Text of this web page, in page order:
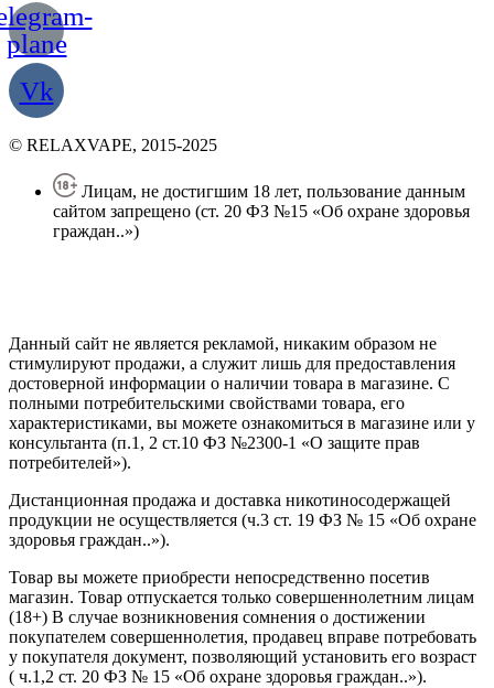
plane
Vk
© RELAXVAPE, 2015-2025
Лицам, не достигшим 18 лет, пользование данным
сайтом запрещено (ст. 20 ФЗ №15 «Об охране здоровья
граждан..»)
Данный сайт не является рекламой, никаким образом не
стимулируют продажи, а служит лишь для предоставления
достоверной информации о наличии товара в магазине. С
полными потребительскими свойствами товара, его
характеристиками, вы можете ознакомиться в магазине или у
консультанта (п.1, 2 ст.10 ФЗ №2300-1 «О защите прав
потребителей»).
Дистанционная продажа и доставка никотиносодержащей
продукции не осуществляется (ч.3 ст. 19 ФЗ № 15 «Об охране
здоровья граждан..»).
Товар вы можете приобрести непосредственно посетив
магазин. Товар отпускается только совершеннолетним лицам
(18+) В случае возникновения сомнения о достижении
покупателем совершеннолетия, продавец вправе потребовать
у покупателя документ, позволяющий установить его возраст
( ч.1,2 ст. 20 ФЗ № 15 «Об охране здоровья граждан..»).